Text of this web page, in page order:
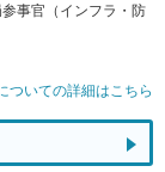
事官（インフラ・防
ついての詳細はこちら